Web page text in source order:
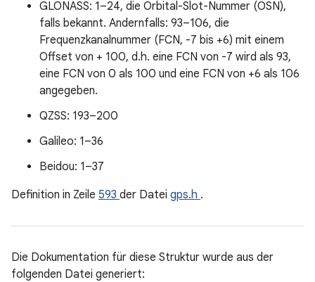
GLONASS: 1–24, die Orbital-Slot-Nummer (OSN),
falls bekannt. Andernfalls: 93–106, die
Frequenzkanalnummer (FCN, -7 bis +6) mit einem
Offset von + 100, d.h. eine FCN von -7 wird als 93,
eine FCN von 0 als 100 und eine FCN von +6 als 106
angegeben.
QZSS: 193–200
Galileo: 1–36
Beidou: 1–37
Definition in Zeile 593 der Datei gps.h .
Die Dokumentation für diese Struktur wurde aus der
folgenden Datei generiert: